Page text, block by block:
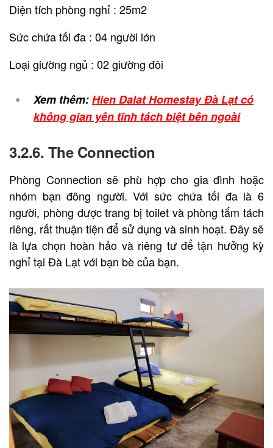
Diện tích phòng nghỉ : 25m2
Sức chứa tối đa : 04 người lớn
Loại giường ngủ : 02 giường đôi
Xem thêm:Hien Dalat Homestay Đà Lạt có
không gian yên tĩnh tách biệt bên ngoài
3.2.6. The Connection
Phòng Connection sẽ phù hợp cho gia đình hoặc
nhóm bạn đông người. Với sức chứa tối đa là 6
người, phòng được trang bị toilet và phòng tắm tách
riêng, rất thuận tiện để sử dụng và sinh hoạt. Đây sẽ
là lựa chọn hoàn hảo và riêng tư để tận hưởng kỳ
nghỉ tại Đà Lạt với bạn bè của bạn.